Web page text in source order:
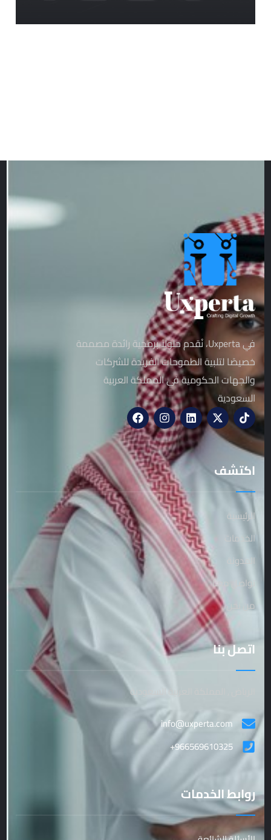
في Uxperta، نُقدم حلولاً برمجية رائدة مصممة
خصيصًا لتلبية الطموحات الفريدة للشركات
والجهات الحكومية في المملكة العربية
السعودية
اكتشف
الرئيسية
الخدمات
المدونة
تواصل معنا
من نحن
اتصل بنا
الرياض , المملكة العربية السعودية
info@uxperta.com
+966569610325
روابط الخدمات